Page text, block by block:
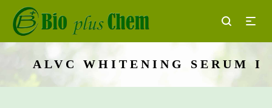
ALVC WHITENING SERUM I